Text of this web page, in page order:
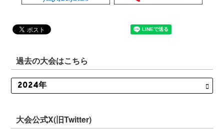
過去の大会はこちら
大会公式X(旧Twitter)